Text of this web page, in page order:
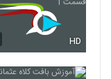
HD